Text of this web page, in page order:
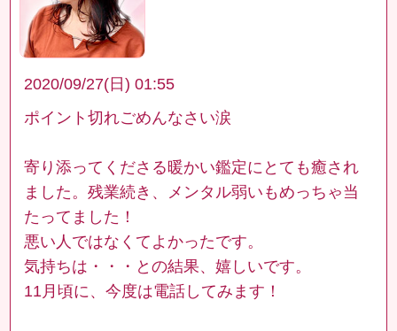
2020/09/27(日) 01:55
ポイント切れごめんなさい涙
寄り添ってくださる暖かい鑑定にとても癒され
ました。残業続き、メンタル弱いもめっちゃ当
たってました！
悪い人ではなくてよかったです。
気持ちは・・・との結果、嬉しいです。
11月頃に、今度は電話してみます！